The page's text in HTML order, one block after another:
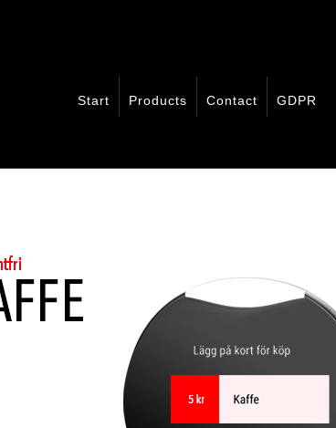
Start Products Contact GDPR